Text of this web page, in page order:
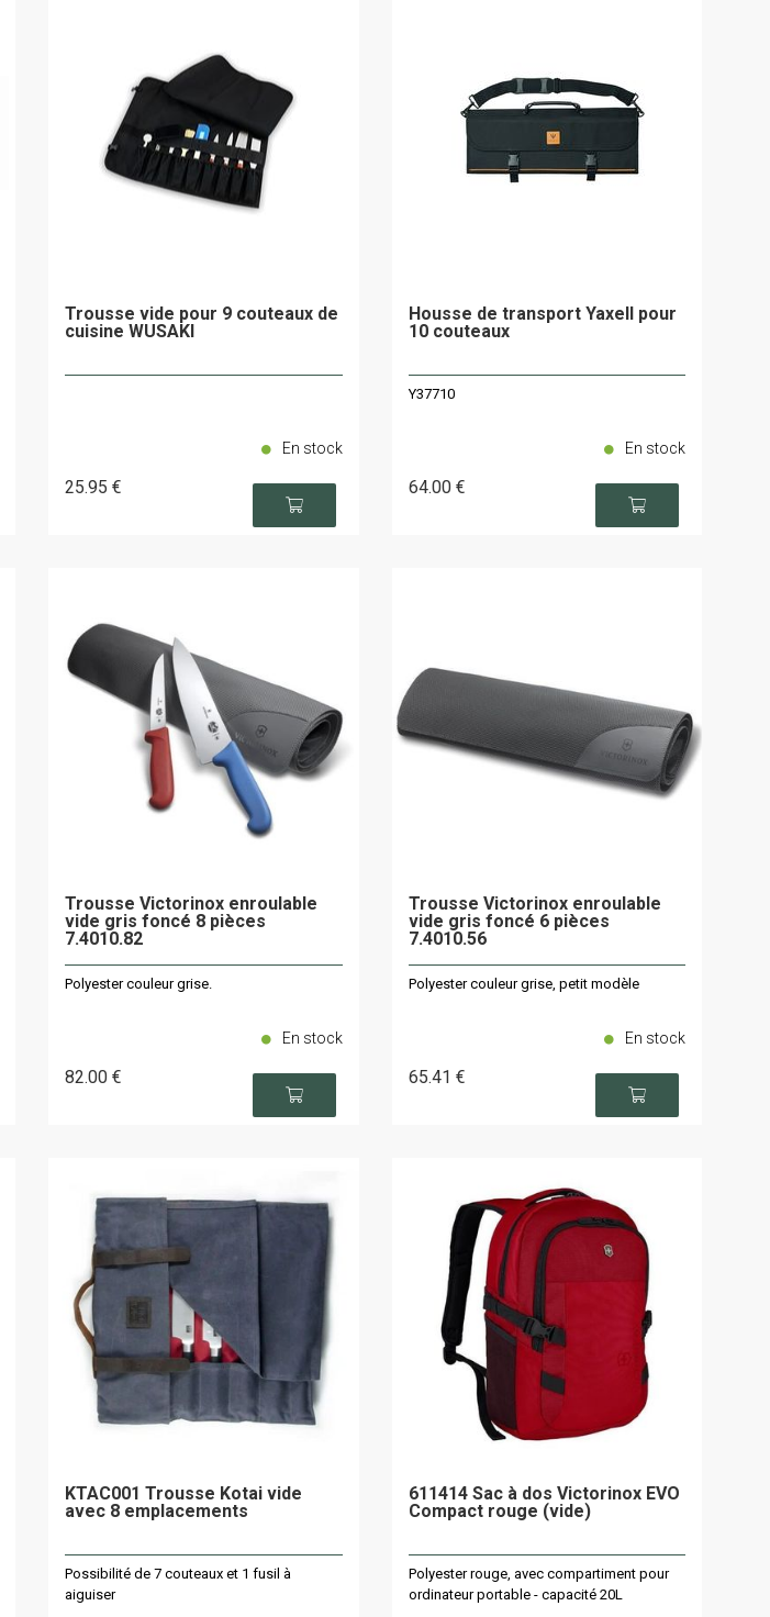
Trousse vide pour 9 couteaux de
cuisine WUSAKI
25.95 €
En stock
Housse de transport Yaxell pour
10 couteaux
Y37710
64.00 €
En stock
Trousse Victorinox enroulable
vide gris foncé 8 pièces
7.4010.82
Polyester couleur grise.
82.00 €
En stock
Trousse Victorinox enroulable
vide gris foncé 6 pièces
7.4010.56
Polyester couleur grise, petit modèle
65.41 €
En stock
KTAC001 Trousse Kotai vide
avec 8 emplacements
Possibilité de 7 couteaux et 1 fusil à
aiguiser
611414 Sac à dos Victorinox EVO
Compact rouge (vide)
Polyester rouge, avec compartiment pour
ordinateur portable - capacité 20L